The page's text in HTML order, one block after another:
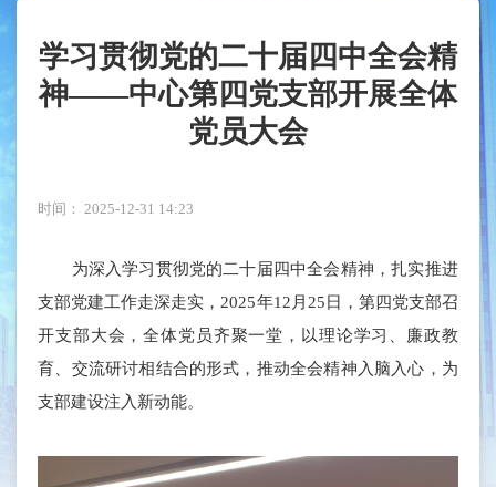
学习贯彻党的二十届四中全会精
神——中心第四党支部开展全体
党员大会
时间： 2025-12-31 14:23
为深入学习贯彻党的二十届四中全会精神，扎实推进
支部党建工作走深走实，2025年12月25日，第四党支部召
开支部大会，全体党员齐聚一堂，以理论学习、廉政教
育、交流研讨相结合的形式，推动全会精神入脑入心，为
支部建设注入新动能。